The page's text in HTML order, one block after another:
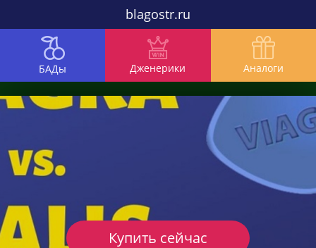
blagostr.ru
БАДы Дженерики Аналоги
Купить сейчас